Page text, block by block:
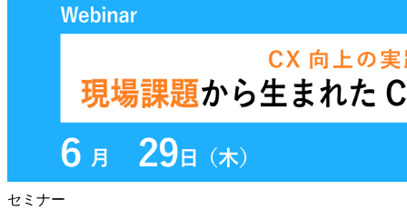
セミナー